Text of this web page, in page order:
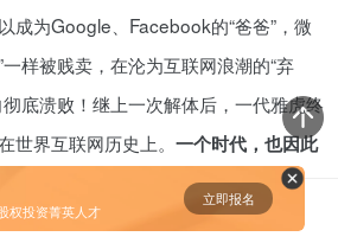
购ezbuy，
为Google、Facebook的“爸爸”，微
一样被贱卖，在沦为互联网浪潮的“弃
底溃败！继上一次解体后，一代雅虎终
世界互联网历史上。一个时代，也因此
权投资菁英人才
立即报名